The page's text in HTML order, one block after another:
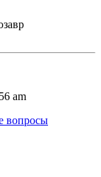
am
вопросы